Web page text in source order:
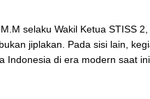
selaku Wakil Ketua STISS
jiplakan. Pada sisi lain,
Indonesia di era modern saat